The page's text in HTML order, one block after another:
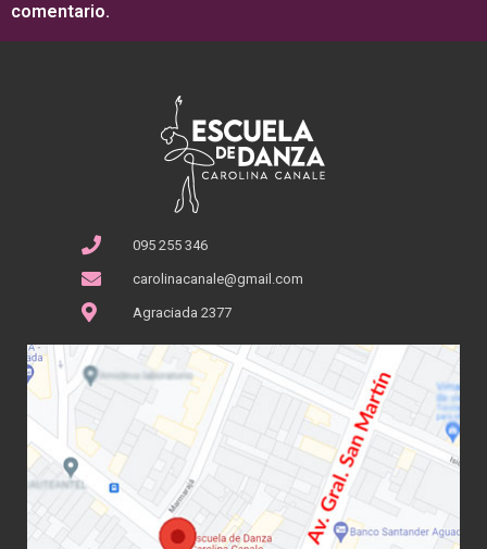
comentario.
095 255 346
carolinacanale@gmail.com
Agraciada 2377